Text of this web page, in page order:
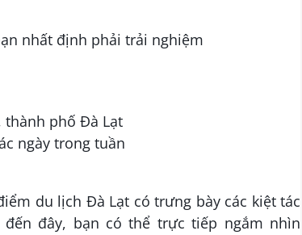
thành phố Đà Lạt
ngày trong tuần
du lịch Đà Lạt có trưng bày các kiệt tác
đây, bạn có thể trực tiếp ngắm nhìn